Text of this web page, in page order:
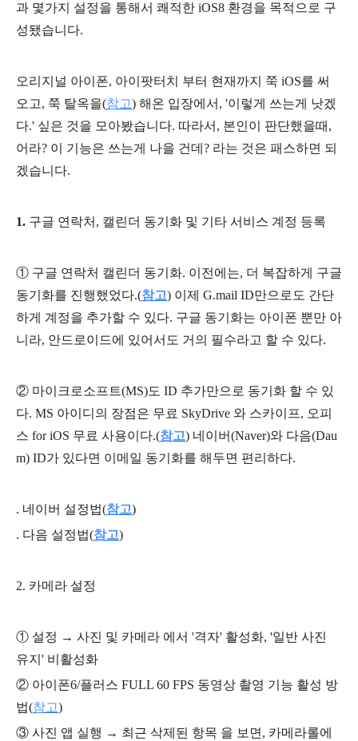
과 몇가지 설정을 통해서 쾌적한 iOS8 환경을 목적으로 구
성됐습니다.
오리지널 아이폰, 아이팟터치 부터 현재까지 쭉 iOS를 써
오고, 쭉 탈옥을(참고) 해온 입장에서, '이렇게 쓰는게 낫겠
다.' 싶은 것을 모아봤습니다. 따라서, 본인이 판단했을때,
어라? 이 기능은 쓰는게 나을 건데? 라는 것은 패스하면 되
겠습니다.
1. 구글 연락처, 캘린더 동기화 및 기타 서비스 계정 등록
① 구글 연락처 캘린더 동기화. 이전에는, 더 복잡하게 구글
동기화를 진행했었다.(참고) 이제 G.mail ID만으로도 간단
하게 계정을 추가할 수 있다. 구글 동기화는 아이폰 뿐만 아
니라, 안드로이드에 있어서도 거의 필수라고 할 수 있다.
② 마이크로소프트(MS)도 ID 추가만으로 동기화 할 수 있
다. MS 아이디의 장점은 무료 SkyDrive 와 스카이프, 오피
스 for iOS 무료 사용이다.(참고) 네이버(Naver)와 다음(Dau
m) ID가 있다면 이메일 동기화를 해두면 편리하다.
. 네이버 설정법(참고)
. 다음 설정법(참고)
2. 카메라 설정
① 설정 → 사진 및 카메라 에서 '격자' 활성화, '일반 사진
유지' 비활성화
② 아이폰6/플러스 FULL 60 FPS 동영상 촬영 기능 활성 방
법(참고)
③ 사진 앱 실행 → 최근 삭제된 항목 을 보면, 카메라롤에